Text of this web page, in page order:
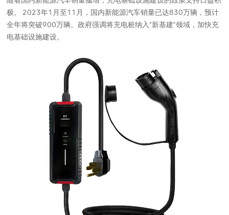
极。 2023年1月至11月，国内新能源汽车销量已达830万辆，预计
全年将突破900万辆。政府强调将充电桩纳入“新基建”领域，加快充
电基础设施建设。